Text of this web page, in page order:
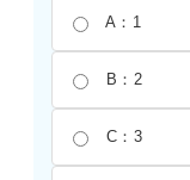
A：1
B：2
C：3